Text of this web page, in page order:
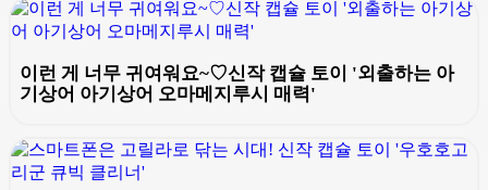
이런 게 너무 귀여워요~♡신작 캡슐 토이 '외출하는 아
기상어 아기상어 오마메지루시 매력'